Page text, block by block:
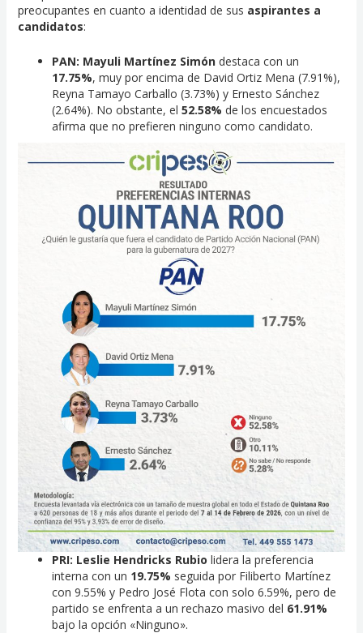
preocupantes en cuanto a identidad de sus aspirantes a
candidatos:
PAN: Mayuli Martínez Simóndestaca con un
17.75%, muy por encima de David Ortiz Mena (7.91%),
Reyna Tamayo Carballo (3.73%) y Ernesto Sánchez
(2.64%). No obstante, el 52.58% de los encuestados
afirma que no prefieren ninguno como candidato.
PRI: Leslie Hendricks Rubio lidera la preferencia
interna con un 19.75% seguida por Filiberto Martínez
con 9.55% y Pedro José Flota con solo 6.59%, pero de
partido se enfrenta a un rechazo masivo del 61.91%
bajo la opción «Ninguno».